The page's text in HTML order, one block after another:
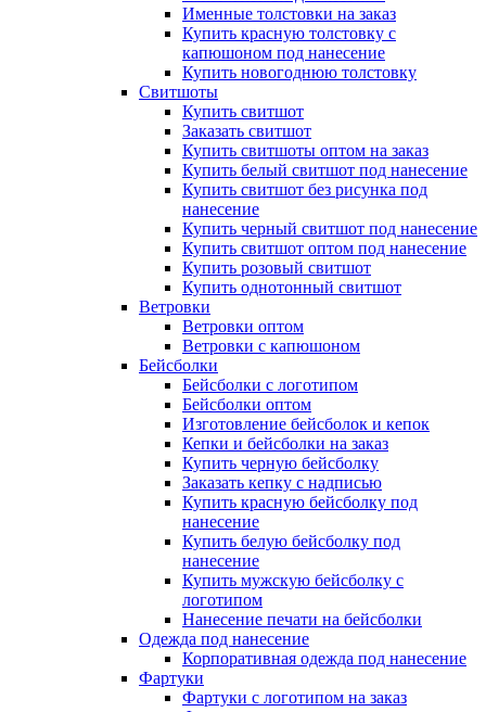
Именные толстовки на заказ
Купить красную толстовку с
капюшоном под нанесение
Купить новогоднюю толстовку
Свитшоты
Купить свитшот
Заказать свитшот
Купить свитшоты оптом на заказ
Купить белый свитшот под нанесение
Купить свитшот без рисунка под
нанесение
Купить черный свитшот под нанесение
Купить свитшот оптом под нанесение
Купить розовый свитшот
Купить однотонный свитшот
Ветровки
Ветровки оптом
Ветровки с капюшоном
Бейсболки
Бейсболки с логотипом
Бейсболки оптом
Изготовление бейсболок и кепок
Кепки и бейсболки на заказ
Купить черную бейсболку
Заказать кепку с надписью
Купить красную бейсболку под
нанесение
Купить белую бейсболку под
нанесение
Купить мужскую бейсболку с
логотипом
Нанесение печати на бейсболки
Одежда под нанесение
Корпоративная одежда под нанесение
Фартуки
Фартуки с логотипом на заказ